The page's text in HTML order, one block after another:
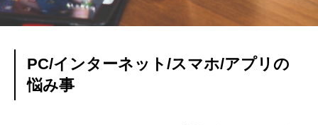
PC/インターネット/スマホ/アプリの
悩み事